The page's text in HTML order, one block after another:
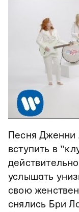
Песня Дженни
вступить в
услышать
свою
снялись Бри